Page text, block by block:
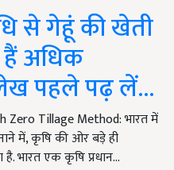
से गेहूं की खेती
हैं अधिक
पहले पढ़ लें...
Tillage Method: भारत में
में, कृषि की ओर बड़े ही
भारत एक कृषि प्रधान…